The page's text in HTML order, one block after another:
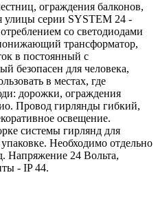
ограждения балконов,
улицы серии SYSTEM 24 -
со светодиодами
трансформатор,
в постоянный с
безопасен для человека,
в местах, где
дорожки, ограждения
Провод гирлянды гибкий,
освещение.
системы гирлянд для
Необходимо отдельно
Напряжение 24 Вольта,
- IP 44.